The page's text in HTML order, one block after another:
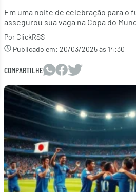
Em uma noite de celebração para o
assegurou sua vaga na Copa do
Por ClickRSS
Publicado em: 20/03/2025 às 14:30
COMPARTILHE